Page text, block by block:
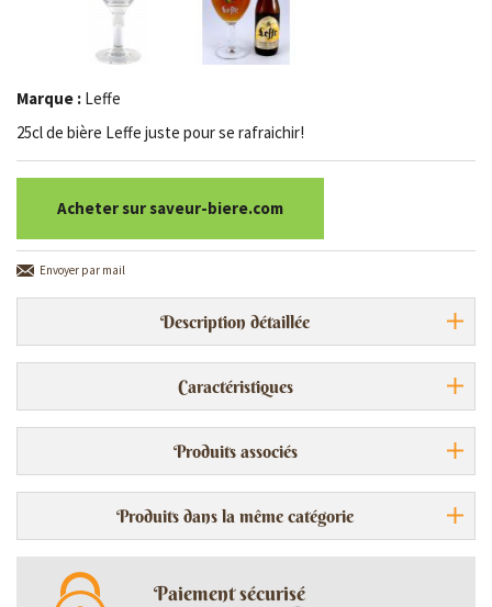
Marque : Leffe
25cl de bière Leffe juste pour se rafraichir!
Acheter sur saveur-biere.com
Envoyer par mail
Description détaillée
Caractéristiques
Produits associés
Produits dans la même catégorie
Paiement sécurisé